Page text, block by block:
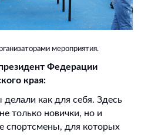
мероприятия.
Федерации
края:
как для себя. Здесь
только новички, но и
спортсмены, для которых